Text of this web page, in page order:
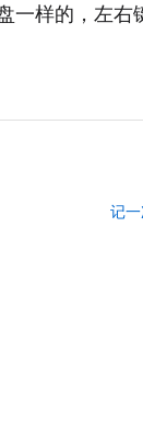
样的，左右
记